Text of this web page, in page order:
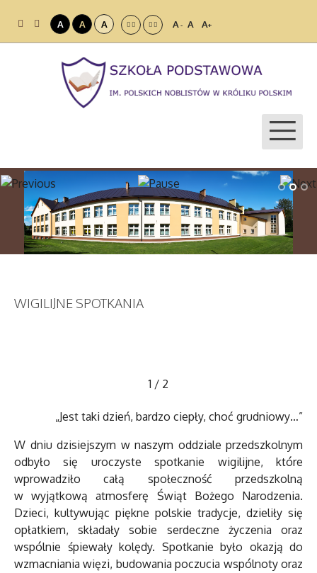
A A A A- A A+
WIGILIJNE SPOTKANIA
1 / 2
„Jest taki dzień, bardzo ciepły, choć grudniowy…”
W dniu dzisiejszym w naszym oddziale przedszkolnym
odbyło się uroczyste spotkanie wigilijne, które
wprowadziło całą społeczność przedszkolną
w wyjątkową atmosferę Świąt Bożego Narodzenia.
Dzieci, kultywując piękne polskie tradycje, dzieliły się
opłatkiem, składały sobie serdeczne życzenia oraz
wspólnie śpiewały kolędy. Spotkanie było okazją do
wzmacniania więzi, budowania poczucia wspólnoty oraz